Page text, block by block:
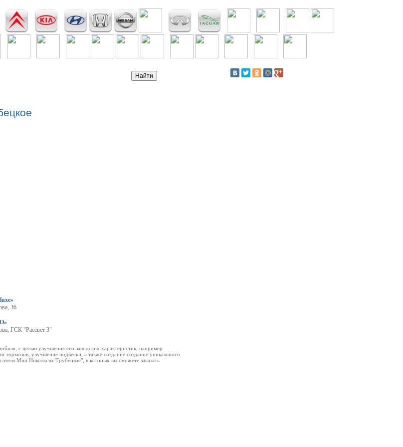
36
ГСК "Рассвет 3"
с целью улучшения его заводских характеристик, например
улучшение подвески, а также создание создание уникального
Mini Никольско-Трубецкое", в которых вы сможете заказать